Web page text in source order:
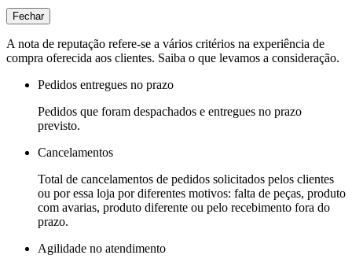
Fechar
A nota de reputação refere-se a vários critérios na experiência de
compra oferecida aos clientes. Saiba o que levamos a consideração.
Pedidos entregues no prazo
Pedidos que foram despachados e entregues no prazo
previsto.
Cancelamentos
Total de cancelamentos de pedidos solicitados pelos clientes
ou por essa loja por diferentes motivos: falta de peças, produto
com avarias, produto diferente ou pelo recebimento fora do
prazo.
Agilidade no atendimento